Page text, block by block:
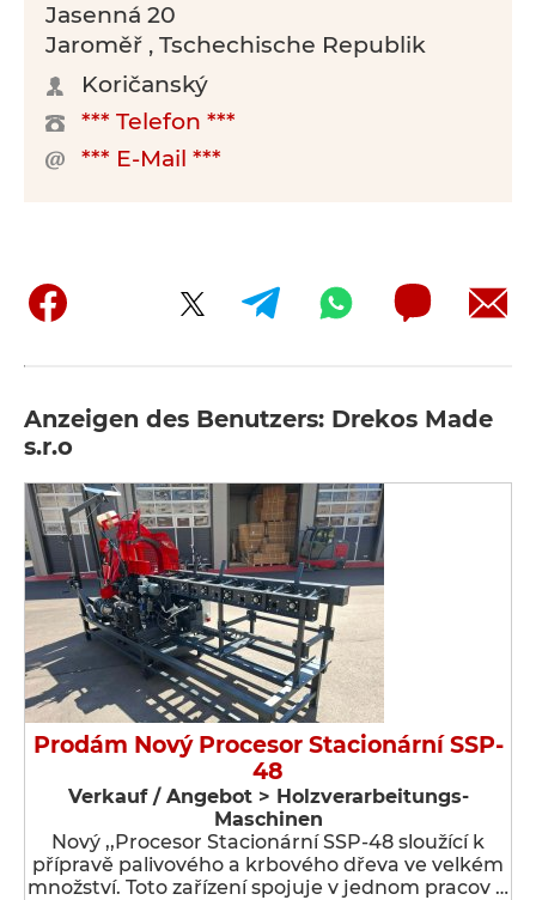
Jasenná 20
Jaroměř , Tschechische Republik
Koričanský
*** Telefon ***
*** E-Mail ***
Anzeigen des Benutzers: Drekos Made
s.r.o
Prodám Nový Procesor Stacionární SSP-
48
Verkauf / Angebot > Holzverarbeitungs-
Maschinen
Nový ,,Procesor Stacionární SSP-48 sloužící k
přípravě palivového a krbového dřeva ve velkém
množství. Toto zařízení spojuje v jednom pracov …